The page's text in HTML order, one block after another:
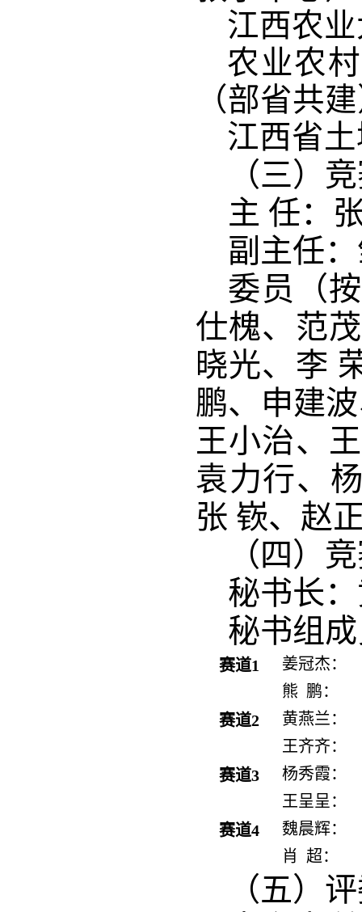
江西农
农业农
（部省共
江西省
（三）
主 任：
副主任
委员（
仕槐、范
晓光、 李
鹏、申建
王小治、
袁力行、
张 嵚、赵
（四）
秘书长
秘书组
赛道1
姜冠杰：
熊  鹏：
赛道2
黄燕兰：
王齐齐：
赛道3
杨秀霞：
王呈呈：
赛道4
魏晨辉：
肖  超：
（五）